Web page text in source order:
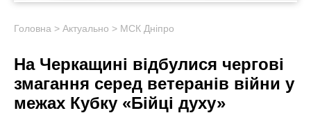
Головна > Актуально > МСК Дніпро
На Черкащині відбулися чергові
змагання серед ветеранів війни у
межах Кубку «Бійці духу»